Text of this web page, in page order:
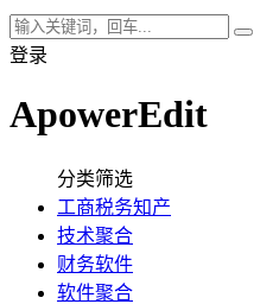
登录
ApowerEdit
分类筛选
工商税务知产
技术聚合
财务软件
软件聚合